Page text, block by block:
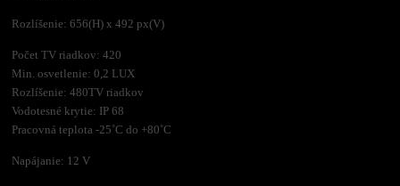
Rozlíšenie: 656(H) x 492 px(V)
Počet TV riadkov: 420
Min. osvetlenie: 0,2 LUX
Rozlíšenie: 480TV riadkov
Vodotesné krytie: IP 68
Pracovná teplota -25˚C do +80˚C
Napájanie: 12 V